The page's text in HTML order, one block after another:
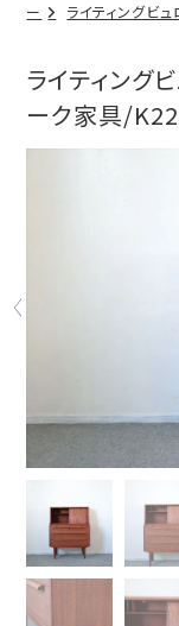
ー
ライティングビ
ライティング
ーク家具/